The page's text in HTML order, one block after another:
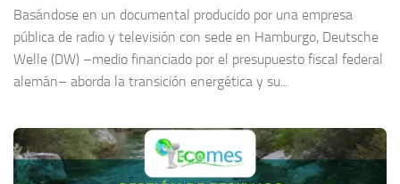
Basándose en un documental producido por una empresa
pública de radio y televisión con sede en Hamburgo, Deutsche
Welle (DW) –medio financiado por el presupuesto fiscal federal
alemán– aborda la transición energética y su...